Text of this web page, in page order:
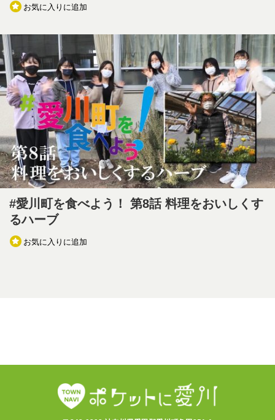
お気に入りに追加
#愛川町を食べよう！ 第8話 料理をおいしくす
るハーブ
お気に入りに追加